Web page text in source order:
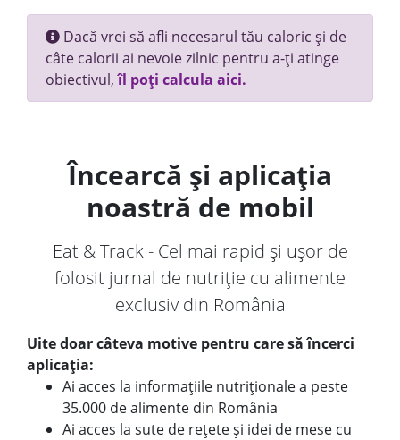
Dacă vrei să afli necesarul tău caloric și de
câte calorii ai nevoie zilnic pentru a-ți atinge
obiectivul,îl poți calcula aici.
Încearcă și aplicația
noastră de mobil
Eat & Track - Cel mai rapid și ușor de
folosit jurnal de nutriție cu alimente
exclusiv din România
Uite doar câteva motive pentru care să încerci
aplicația:
Ai acces la informațiile nutriționale a peste
35.000 de alimente din România
Ai acces la sute de rețete și idei de mese cu